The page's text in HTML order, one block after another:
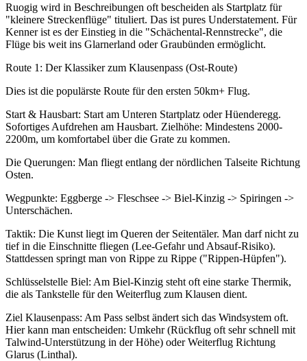
Ruogig wird in Beschreibungen oft bescheiden als Startplatz für
"kleinere Streckenflüge" tituliert. Das ist pures Understatement. Für
Kenner ist es der Einstieg in die "Schächental-Rennstrecke", die
Flüge bis weit ins Glarnerland oder Graubünden ermöglicht.
Route 1: Der Klassiker zum Klausenpass (Ost-Route)
Dies ist die populärste Route für den ersten 50km+ Flug.
Start & Hausbart: Start am Unteren Startplatz oder Hüenderegg.
Sofortiges Aufdrehen am Hausbart. Zielhöhe: Mindestens 2000-
2200m, um komfortabel über die Grate zu kommen.
Die Querungen: Man fliegt entlang der nördlichen Talseite Richtung
Osten.
Wegpunkte: Eggberge -> Fleschsee -> Biel-Kinzig -> Spiringen ->
Unterschächen.
Taktik: Die Kunst liegt im Queren der Seitentäler. Man darf nicht zu
tief in die Einschnitte fliegen (Lee-Gefahr und Absauf-Risiko).
Stattdessen springt man von Rippe zu Rippe ("Rippen-Hüpfen").
Schlüsselstelle Biel: Am Biel-Kinzig steht oft eine starke Thermik,
die als Tankstelle für den Weiterflug zum Klausen dient.
Ziel Klausenpass: Am Pass selbst ändert sich das Windsystem oft.
Hier kann man entscheiden: Umkehr (Rückflug oft sehr schnell mit
Talwind-Unterstützung in der Höhe) oder Weiterflug Richtung
Glarus (Linthal).